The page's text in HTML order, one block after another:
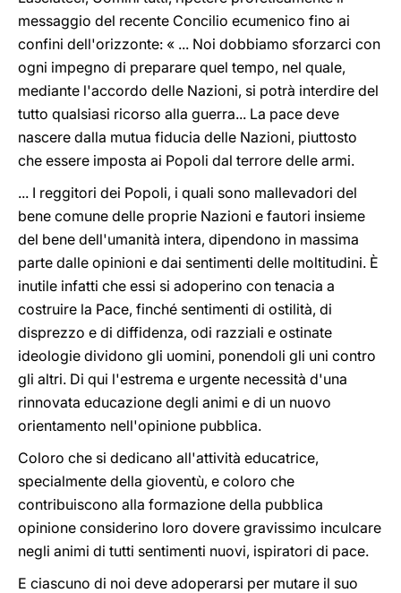
messaggio del recente Concilio ecumenico fino ai
confini dell'orizzonte: « ... Noi dobbiamo sforzarci con
ogni impegno di preparare quel tempo, nel quale,
mediante l'accordo delle Nazioni, si potrà interdire del
tutto qualsiasi ricorso alla guerra... La pace deve
nascere dalla mutua fiducia delle Nazioni, piuttosto
che essere imposta ai Popoli dal terrore delle armi.
... I reggitori dei Popoli, i quali sono mallevadori del
bene comune delle proprie Nazioni e fautori insieme
del bene dell'umanità intera, dipendono in massima
parte dalle opinioni e dai sentimenti delle moltitudini. È
inutile infatti che essi si adoperino con tenacia a
costruire la Pace, finché sentimenti di ostilità, di
disprezzo e di diffidenza, odi razziali e ostinate
ideologie dividono gli uomini, ponendoli gli uni contro
gli altri. Di qui l'estrema e urgente necessità d'una
rinnovata educazione degli animi e di un nuovo
orientamento nell'opinione pubblica.
Coloro che si dedicano all'attività educatrice,
specialmente della gioventù, e coloro che
contribuiscono alla formazione della pubblica
opinione considerino loro dovere gravissimo inculcare
negli animi di tutti sentimenti nuovi, ispiratori di pace.
E ciascuno di noi deve adoperarsi per mutare il suo